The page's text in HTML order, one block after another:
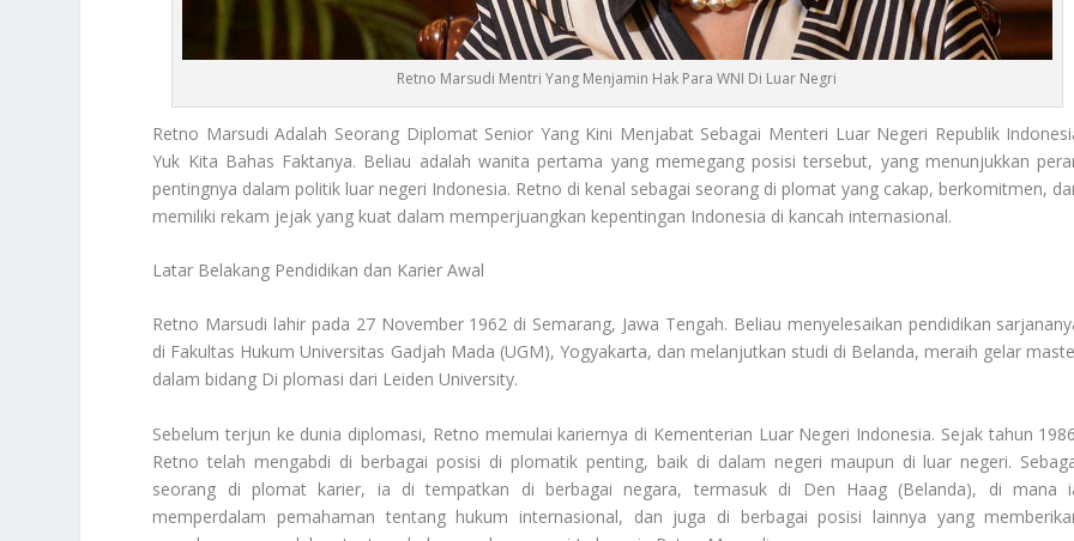
Retno Marsudi Mentri Yang Menjamin Hak Para WNI Di Luar Negri
Retno Marsudi Adalah Seorang Diplomat Senior Yang Kini Menjabat Sebagai Menteri Luar Negeri Republik
Yuk Kita Bahas Faktanya. Beliau adalah wanita pertama yang memegang posisi tersebut, yang menunjukkan
pentingnya dalam politik luar negeri Indonesia. Retno di kenal sebagai seorang di plomat yang cakap, berkomitmen,
memiliki rekam jejak yang kuat dalam memperjuangkan kepentingan Indonesia di kancah internasional.
Latar Belakang Pendidikan dan Karier Awal
Retno Marsudi lahir pada 27 November 1962 di Semarang, Jawa Tengah. Beliau menyelesaikan pendidikan
di Fakultas Hukum Universitas Gadjah Mada (UGM), Yogyakarta, dan melanjutkan studi di Belanda, meraih gelar
dalam bidang Di plomasi dari Leiden University.
Sebelum terjun ke dunia diplomasi, Retno memulai kariernya di Kementerian Luar Negeri Indonesia. Sejak tahun
Retno telah mengabdi di berbagai posisi di plomatik penting, baik di dalam negeri maupun di luar negeri.
seorang di plomat karier, ia di tempatkan di berbagai negara, termasuk di Den Haag (Belanda), di mana
memperdalam pemahaman tentang hukum internasional, dan juga di berbagai posisi lainnya yang